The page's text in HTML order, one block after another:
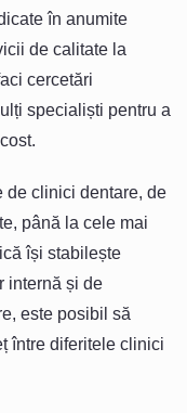
în anumite
de calitate la
cercetări
specialiști pentru a
de clinici dentare, de
până la cele mai
își stabilește
internă și de
este posibil să
între diferitele clinici